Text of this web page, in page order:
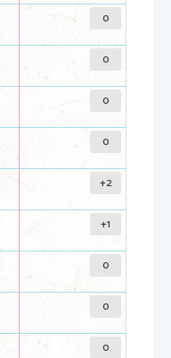
0
0
0
0
+2
+1
0
0
0